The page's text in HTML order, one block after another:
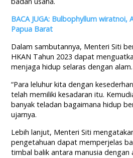
BACA JUGA: Bulbophyllum wiratnoi,
Papua Barat
Dalam sambutannya, Menteri Siti
HKAN Tahun 2023 dapat
menjaga hidup selaras dengan alam.
“Para leluhur kita dengan
telah memiliki kesadaran itu.
banyak teladan bagaimana hidup
ujarnya.
Lebih lanjut, Menteri Siti
pengetahuan dapat memperjelas
timbal balik antara manusia dengan